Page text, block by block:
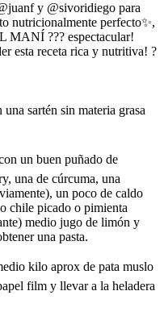
y @sivoridiego para
nutricionalmente perfecto✨,
MANÍ ??? espectacular!
esta receta rica y nutritiva! ?
una sartén sin materia grasa
un buen puñado de
una de cúrcuma, una
un poco de caldo
chile picado o pimienta
medio jugo de limón y
una pasta.
kilo aprox de pata muslo
film y llevar a la heladera